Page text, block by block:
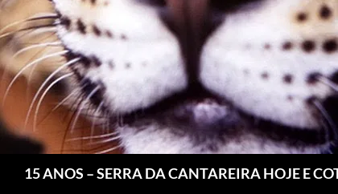
15 ANOS – SERRA DA CANTAREIRA HOJE E